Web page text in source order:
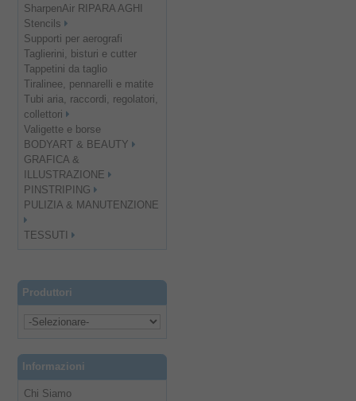
SharpenAir RIPARA AGHI
Stencils
Supporti per aerografi
Taglierini, bisturi e cutter
Tappetini da taglio
Tiralinee, pennarelli e matite
Tubi aria, raccordi, regolatori,
collettori
Valigette e borse
BODYART & BEAUTY
GRAFICA &
ILLUSTRAZIONE
PINSTRIPING
PULIZIA & MANUTENZIONE
TESSUTI
Produttori
Informazioni
Chi Siamo